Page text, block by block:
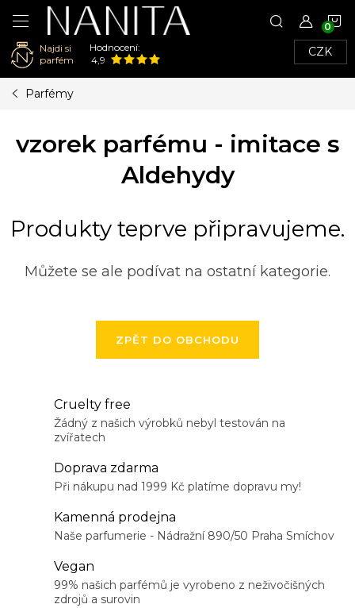
Najdi si
parfém
Hodnocení:
4,9
CZK
Parfémy
vzorek parfému - imitace s
Aldehydy
Produkty teprve připravujeme.
Můžete se ale podívat na ostatní kategorie.
ZPĚT DO OBCHODU
Cruelty free
Žádný z našich výrobků nebyl testován na
zvířatech
Doprava zdarma
Při nákupu nad 1999 Kč platíme dopravu my!
Kamenná prodejna
Naše parfumerie - Nádražní 890/50 Praha Smíchov
Vegan
99% našich parfémů je vyrobeno z neživočišných
zdrojů a surovin